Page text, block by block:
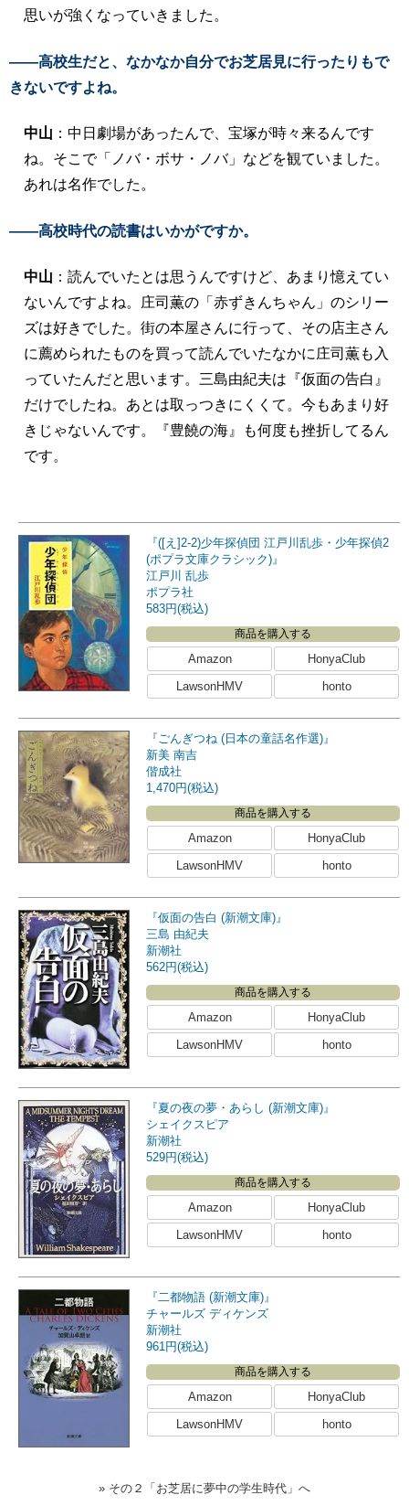
『([え]2-2)少年探偵団 江戸川乱歩・少年探偵2
(ポプラ文庫クラシック)』
江戸川 乱歩
ポプラ社
583円(税込)
商品を購入する
Amazon
HonyaClub
LawsonHMV
honto
『ごんぎつね (日本の童話名作選)』
新美 南吉
偕成社
1,470円(税込)
商品を購入する
Amazon
HonyaClub
LawsonHMV
honto
『仮面の告白 (新潮文庫)』
三島 由紀夫
新潮社
562円(税込)
商品を購入する
Amazon
HonyaClub
LawsonHMV
honto
『夏の夜の夢・あらし (新潮文庫)』
シェイクスピア
新潮社
529円(税込)
商品を購入する
Amazon
HonyaClub
LawsonHMV
honto
『二都物語 (新潮文庫)』
チャールズ ディケンズ
新潮社
961円(税込)
商品を購入する
Amazon
HonyaClub
LawsonHMV
honto
思いが強くなっていきました。
――高校生だと、なかなか自分でお芝居見に行ったりもで
きないですよね。
中山 ：中日劇場があったんで、宝塚が時々来るんです
ね。そこで「ノバ・ボサ・ノバ」などを観ていました。
あれは名作でした。
――高校時代の読書はいかがですか。
中山 ：読んでいたとは思うんですけど、あまり憶えてい
ないんですよね。庄司薫の「赤ずきんちゃん」のシリー
ズは好きでした。街の本屋さんに行って、その店主さん
に薦められたものを買って読んでいたなかに庄司薫も入
っていたんだと思います。三島由紀夫は『仮面の告白』
だけでしたね。あとは取っつきにくくて。今もあまり好
きじゃないんです。『豊饒の海』も何度も挫折してるん
です。
» その２「お芝居に夢中の学生時代」へ